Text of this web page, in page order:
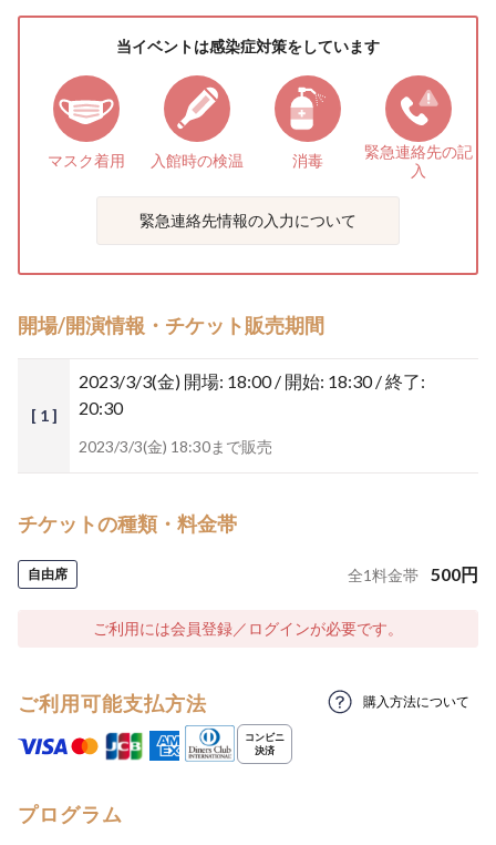
当イベントは感染症対策をしています
マスク着用 入館時の検温 消毒 緊急連絡先の記
入
緊急連絡先情報の入力について
開場/開演情報・チケット販売期間
[ 1 ]
2023/3/3(金) 開場: 18:00 / 開始: 18:30 / 終了:
20:30
2023/3/3(金) 18:30まで販売
チケットの種類・料金帯
自由席 全1料金帯 500円
ご利用には会員登録／ログインが必要です。
ご利用可能支払方法 購入方法について
プログラム